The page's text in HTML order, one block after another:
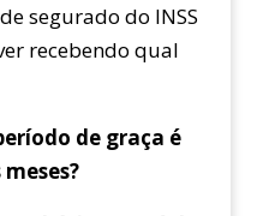
segurado do INSS
recebendo qual
de graça é